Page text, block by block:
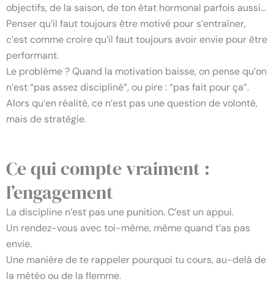
objectifs, de la saison, de ton état hormonal parfois aussi…
Penser qu’il faut toujours être motivé pour s’entraîner,
c’est comme croire qu’il faut toujours avoir envie pour être
performant.
Le problème ? Quand la motivation baisse, on pense qu’on
n’est “pas assez discipliné”, ou pire : “pas fait pour ça”.
Alors qu’en réalité, ce n’est pas une question de volonté,
mais de stratégie.
Ce qui compte vraiment :
l’engagement
La discipline n’est pas une punition. C’est un appui.
Un rendez-vous avec toi-même, même quand t’as pas
envie.
Une manière de te rappeler pourquoi tu cours, au-delà de
la météo ou de la flemme.